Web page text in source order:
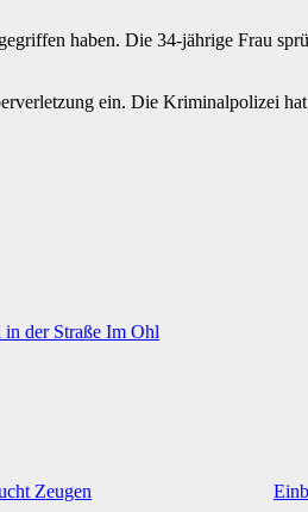
haben. Die 34-jährige Frau
ein. Die Kriminalpolizei
der Straße Im Ohl
Zeugen